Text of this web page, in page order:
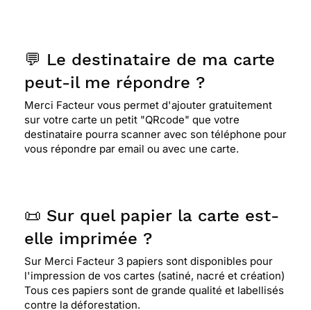
⭐⭐⭐⭐⭐ Le 21/10/2019 : Merci à Super Facteur
d'exister et de continuer à s'occuper de nos
courriers et de nous faciliter la vie. Le seul petit
regret que j'ai, c'est que vos modèles de carte
traditionnelle, anniversaire..ne changent pas.
l'attention que l'on a à l'égard de la personne
concernée
⭐⭐⭐⭐⭐ Le 27/07/2019 : Jolie
💬 Le destinataire de ma carte
peut-il me répondre ?
Merci Facteur vous permet d'ajouter gratuitement
sur votre carte un petit "QRcode" que votre
destinataire pourra scanner avec son téléphone pour
vous répondre par email ou avec une carte.
📜 Sur quel papier la carte est-
elle imprimée ?
Sur Merci Facteur 3 papiers sont disponibles pour
l'impression de vos cartes (satiné, nacré et création)
Tous ces papiers sont de grande qualité et labellisés
contre la déforestation.